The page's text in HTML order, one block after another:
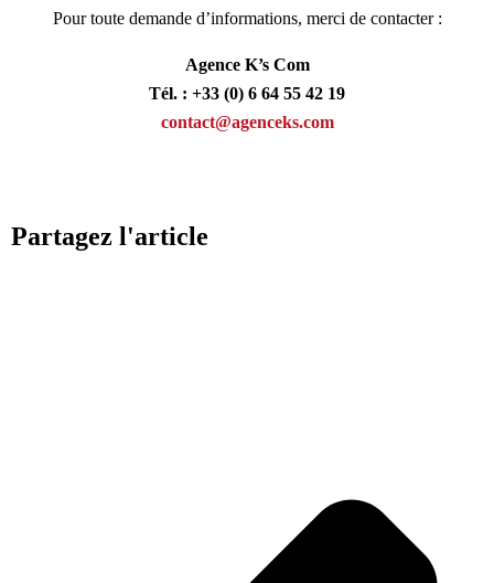
Pour toute demande d’informations, merci de contacter :
Agence K’sCom
Tél. : +33 (0) 6 64 55 42 19
contact@agenceks.com
Partagez l'article